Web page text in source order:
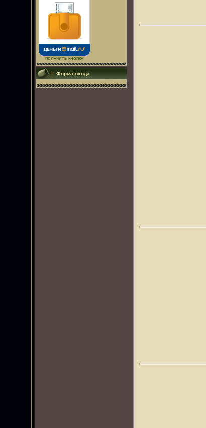
получить кнопку
Форма входа